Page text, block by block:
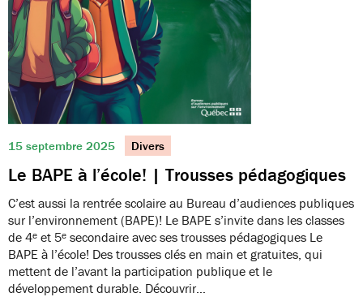
15 septembre 2025 Divers
Le BAPE à l’école! | Trousses pédagogiques
C’est aussi la rentrée scolaire au Bureau d’audiences publiques
sur l’environnement (BAPE)! Le BAPE s’invite dans les classes
de 4ᵉ et 5ᵉ secondaire avec ses trousses pédagogiques Le
BAPE à l’école! Des trousses clés en main et gratuites, qui
mettent de l’avant la participation publique et le
développement durable. Découvrir…